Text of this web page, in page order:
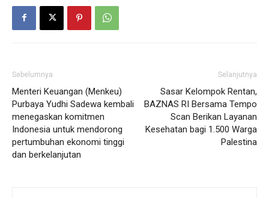
Sebelumnya
Menteri Keuangan (Menkeu)
Purbaya Yudhi Sadewa kembali
menegaskan komitmen
Indonesia untuk mendorong
pertumbuhan ekonomi tinggi
dan berkelanjutan
Selanjutnya
Sasar Kelompok Rentan,
BAZNAS RI Bersama Tempo
Scan Berikan Layanan
Kesehatan bagi 1.500 Warga
Palestina